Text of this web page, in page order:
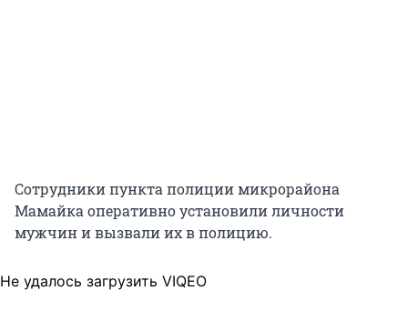
Сотрудники пункта полиции микрорайона
Мамайка оперативно установили личности
мужчин и вызвали их в полицию.
Не удалось загрузить VIQEO